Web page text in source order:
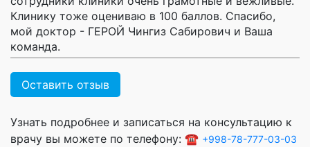
Клинику тоже оцениваю в 100 баллов. Спасибо,
мой доктор - ГЕРОЙ Чингиз Сабирович и Ваша
команда.
Оставить отзыв
Узнать подробнее и записаться на консультацию к
врачу вы можете по телефону: ☎️ +998-78-777-03-03